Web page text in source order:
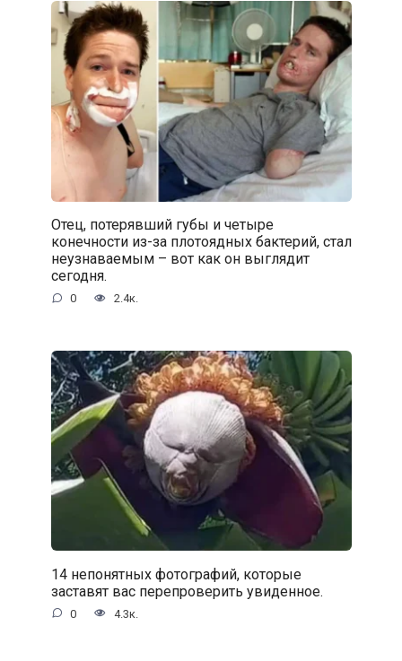
Отец, потерявший губы и четыре
конечности из-за плотоядных бактерий, стал
неузнаваемым – вот как он выглядит
сегодня.
0 2.4к.
14 непонятных фотографий, которые
заставят вас перепроверить увиденное.
0 4.3к.